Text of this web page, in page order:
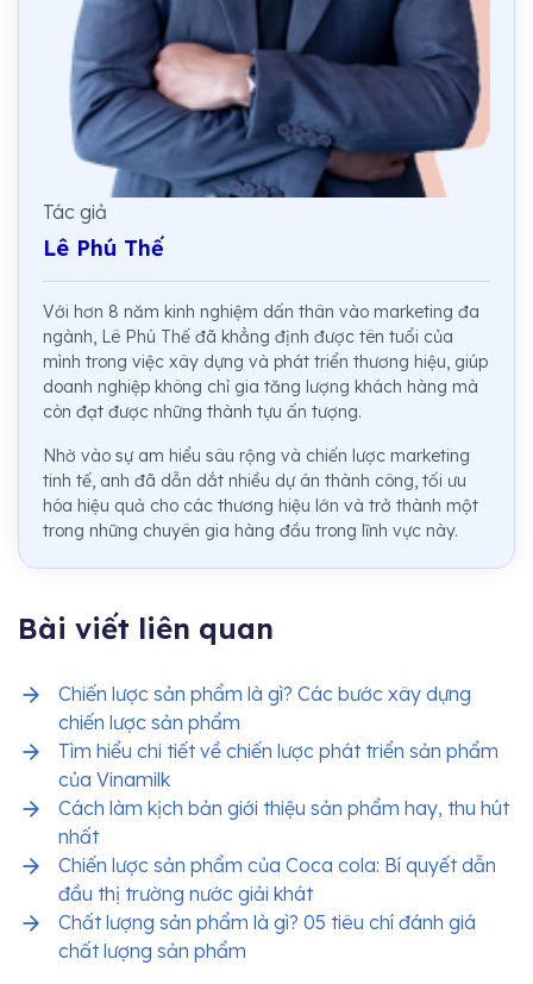
Tác giả
Lê Phú Thế
Với hơn 8 năm kinh nghiệm dấn thân vào marketing đa
ngành, Lê Phú Thế đã khẳng định được tên tuổi của
mình trong việc xây dựng và phát triển thương hiệu, giúp
doanh nghiệp không chỉ gia tăng lượng khách hàng mà
còn đạt được những thành tựu ấn tượng.
Nhờ vào sự am hiểu sâu rộng và chiến lược marketing
tinh tế, anh đã dẫn dắt nhiều dự án thành công, tối ưu
hóa hiệu quả cho các thương hiệu lớn và trở thành một
trong những chuyên gia hàng đầu trong lĩnh vực này.
Bài viết liên quan
Chiến lược sản phẩm là gì? Các bước xây dựng
chiến lược sản phẩm
Tìm hiểu chi tiết về chiến lược phát triển sản phẩm
của Vinamilk
Cách làm kịch bản giới thiệu sản phẩm hay, thu hút
nhất
Chiến lược sản phẩm của Coca cola: Bí quyết dẫn
đầu thị trường nước giải khát
Chất lượng sản phẩm là gì? 05 tiêu chí đánh giá
chất lượng sản phẩm